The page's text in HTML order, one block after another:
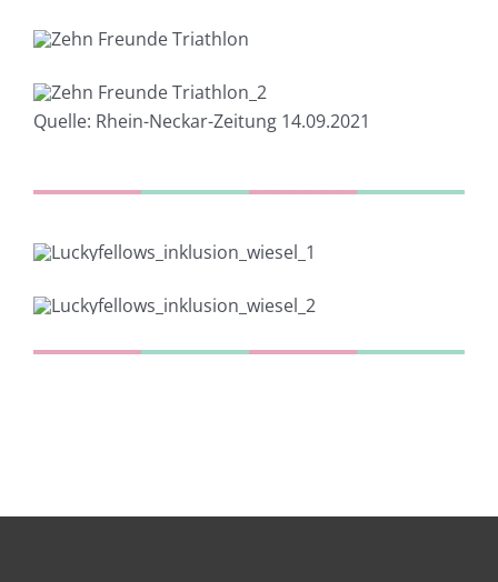
Quelle: Rhein-Neckar-Zeitung 14.09.2021